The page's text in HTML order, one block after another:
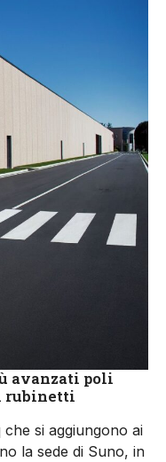
avanzati poli
rubinetti
si aggiungono ai
la sede di Suno, in